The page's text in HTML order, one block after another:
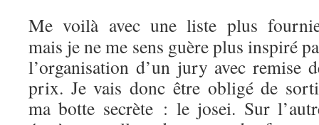
Me voilà avec une liste plus
mais je ne me sens guère plus inspiré
l’organisation d’un jury avec remise
prix. Je vais donc être obligé de
ma botte secrète : le josei. Sur